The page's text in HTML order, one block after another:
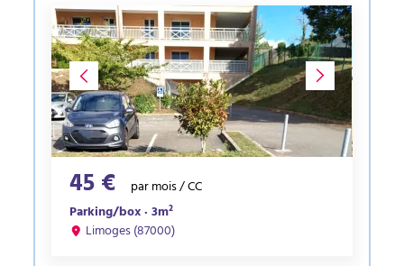
45 €
par mois / CC
Parking/box · 3m²
Limoges (87000)